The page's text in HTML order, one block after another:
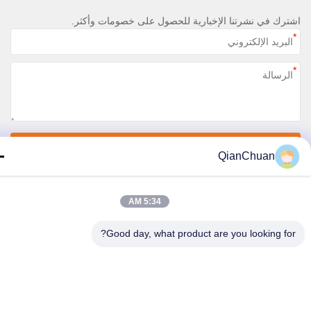
في نشرتنا الإخبارية للحصول على خصومات وأكثر.
QianChuan
5:34 AM
Good day, what product are you looking